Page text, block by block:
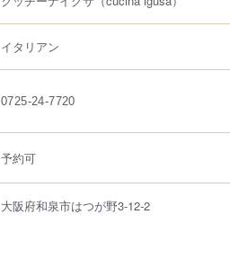
イタリアン
0725-24-7720
予約可
大阪府和泉市はつが野3-12-2